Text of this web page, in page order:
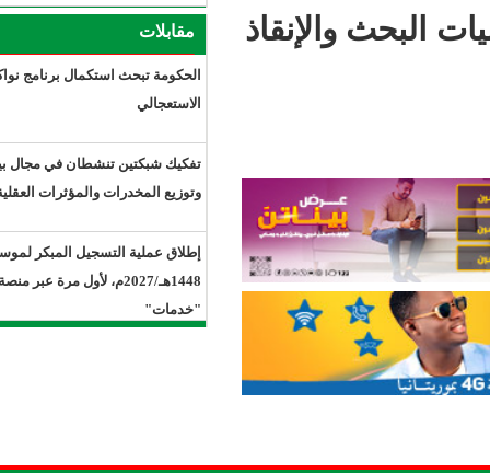
مقابلات
الحكومة تبحث استكمال برنامج نواكشوط
تفكيك شبكتين تنشطان في مجال بيع
وتوزيع المخدرات والمؤثرات العقلية.
إطلاق عملية التسجيل المبكر لموسم حج
1448هـ/2027م، لأول مرة عبر منصة
"خدمات"